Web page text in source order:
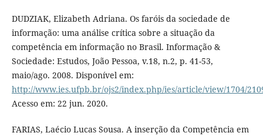
DUDZIAK, Elizabeth Adriana. Os faróis da sociedade de
informação: uma análise crítica sobre a situação da
competência em informação no Brasil. Informação &
Sociedade: Estudos, João Pessoa, v.18, n.2, p. 41-53,
maio/ago. 2008. Disponível em:
http://www.ies.ufpb.br/ojs2/index.php/ies/article/view/1704/
Acesso em: 22 jun. 2020.
FARIAS, Laécio Lucas Sousa. A inserção da Competência em